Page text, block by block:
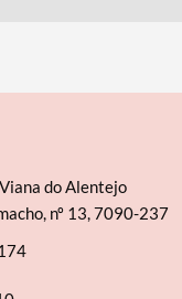
do Alentejo
nº 13, 7090-237